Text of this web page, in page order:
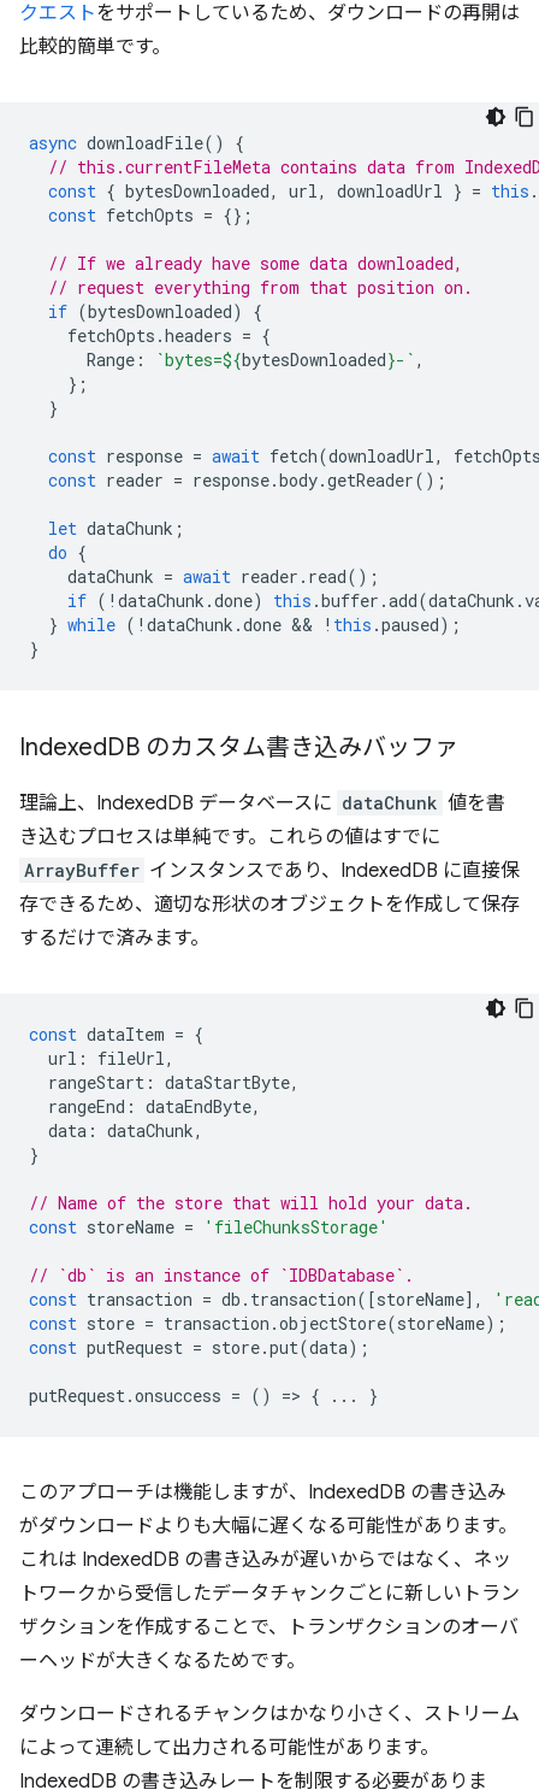
クエストをサポートしているため、ダウンロードの再開は
比較的簡単です。
async downloadFile()
{
// this.currentFileMeta contains data from
const { bytesDownloaded, url, downloadUrl } = this .
const fetchOpts = {};
// If we already have some data downloaded,
// request everything from that position on.
if (bytesDownloaded)
{
fetchOpts .headers = {
Range : `bytes=${bytesDownloaded}-` ,
};
}
const response = await fetch(downloadUrl,
const reader = response.body.getReader();
let dataChunk ;
do {
dataChunk = await reader . read();
if ( ! dataChunk .done) this .buffer .add(dataChunk .
} while ( ! dataChunk .done && ! this .paused);
}
IndexedDB のカスタム書き込みバッファ
理論上、IndexedDB データベースに dataChunk 値を書
き込むプロセスは単純です。これらの値はすでに
ArrayBuffer インスタンスであり、IndexedDB に直接保
存できるため、適切な形状のオブジェクトを作成して保存
するだけで済みます。
const dataItem = {
url : fileUrl,
rangeStart : dataStartByte,
rangeEnd : dataEndByte,
data : dataChunk,
}
// Name of the store that will hold your data.
const storeName = 'fileChunksStorage'
// `db` is an instance of `IDBDatabase`.
const transaction = db . transaction([storeName],
const store = transaction .objectStore(storeName);
const putRequest = store.put(data);
putRequest.onsuccess = () => { ... }
このアプローチは機能しますが、IndexedDB の書き込み
がダウンロードよりも大幅に遅くなる可能性があります。
これは IndexedDB の書き込みが遅いからではなく、ネッ
トワークから受信したデータチャンクごとに新しいトラン
ザクションを作成することで、トランザクションのオーバ
ーヘッドが大きくなるためです。
ダウンロードされるチャンクはかなり小さく、ストリーム
によって連続して出力される可能性があります。
IndexedDB の書き込みレートを制限する必要がありま